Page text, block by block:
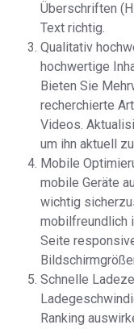
Überschriften
Text richtig.
Qualitativ
hochwertige
Bieten Sie
recherchierte
Videos.
um ihn aktuell
Mobile
mobile Geräte
wichtig
mobilfreundlich
Seite
Schnelle
Ranking